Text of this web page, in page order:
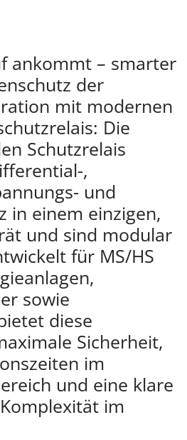
ankommt – smarter
der
mit modernen
Die
Schutzrelais
,
und
in einem einzigen,
und sind modular
für MS/HS
sowie
diese
Sicherheit,
im
und eine klare
im